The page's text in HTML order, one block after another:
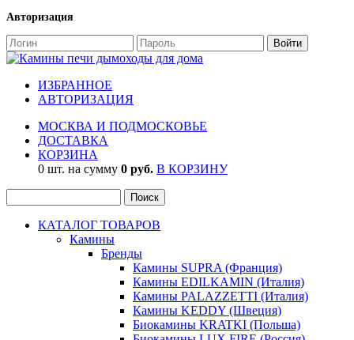
Авторизация
ИЗБРАННОЕ
АВТОРИЗАЦИЯ
МОСКВА И ПОДМОСКОВЬЕ
ДОСТАВКА
КОРЗИНА
0 шт. на сумму 0 руб. В КОРЗИНУ
КАТАЛОГ ТОВАРОВ
Камины
Бренды
Камины SUPRA (Франция)
Камины EDILKAMIN (Италия)
Камины PALAZZETTI (Италия)
Камины KEDDY (Швеция)
Биокамины KRATKI (Польша)